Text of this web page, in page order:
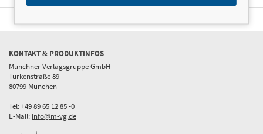
KONTAKT & PRODUKTINFOS
Münchner Verlagsgruppe GmbH
Türkenstraße 89
80799 München
Tel: +49 89 65 12 85 -0
E-Mail: info@m-vg.de